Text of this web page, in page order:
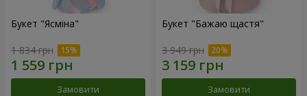
Букет "Ясміна"
1 834 грн
Замовити
Букет "Бажаю щастя"
3 949 грн
Замовити